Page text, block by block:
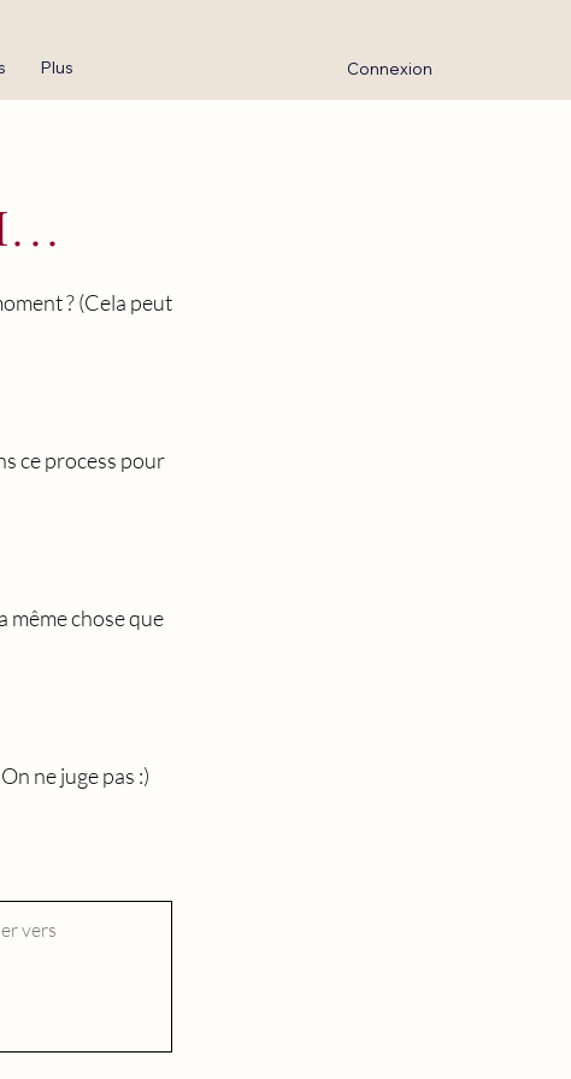
Plus Connexion
? (Cela peut
ce process pour
même chose que
ne juge pas :)